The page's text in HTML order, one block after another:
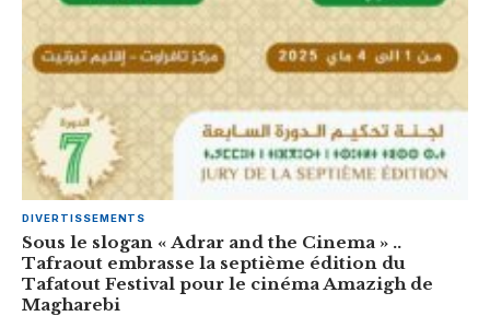
DIVERTISSEMENTS
Sous le slogan « Adrar and the Cinema » ..
Tafraout embrasse la septième édition du
Tafatout Festival pour le cinéma Amazigh de
Magharebi